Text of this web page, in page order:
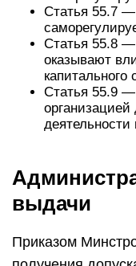
Статья 55.7
Статья 55.8 —
оказывают
капитального
Статья 55.9
выдачи
Приказом